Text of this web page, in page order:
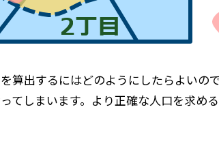
算出するにはどのようにしたらよい
てしまいます。より正確な人口を求